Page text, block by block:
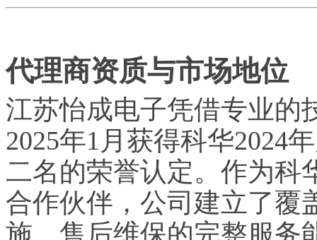
代理商资质与市场地位
江苏怡成电子凭借专业的
2025年1月获得科华2024
二名的荣誉认定。作为科
合作伙伴，公司建立了覆
施、售后维保的完整服务